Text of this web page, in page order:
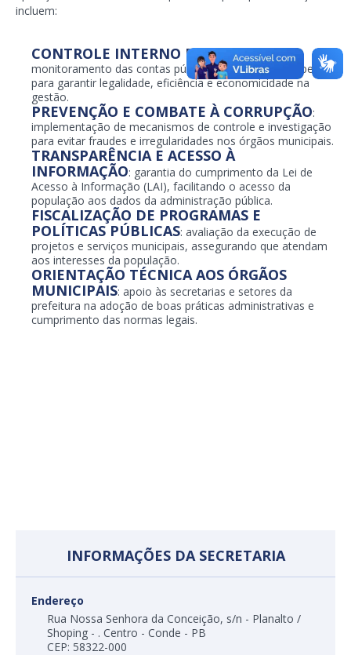
incluem:
CONTROLE INTERNO E AUDITORIA:
monitoramento das contas públicas, contratos e despesas
para garantir legalidade, eficiência e economicidade na
gestão.
PREVENÇÃO E COMBATE À CORRUPÇÃO:
implementação de mecanismos de controle e investigação
para evitar fraudes e irregularidades nos órgãos municipais.
TRANSPARÊNCIA E ACESSO À
INFORMAÇÃO: garantia do cumprimento da Lei de
Acesso à Informação (LAI), facilitando o acesso da
população aos dados da administração pública.
FISCALIZAÇÃO DE PROGRAMAS E
POLÍTICAS PÚBLICAS: avaliação da execução de
projetos e serviços municipais, assegurando que atendam
aos interesses da população.
ORIENTAÇÃO TÉCNICA AOS ÓRGÃOS
MUNICIPAIS: apoio às secretarias e setores da
prefeitura na adoção de boas práticas administrativas e
cumprimento das normas legais.
INFORMAÇÕES DA SECRETARIA
Endereço
Rua Nossa Senhora da Conceição, s/n - Planalto /
Shoping - . Centro - Conde - PB
CEP: 58322-000